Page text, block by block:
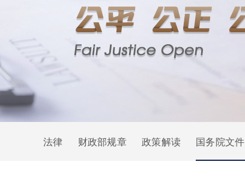
法律 财政部规章 政策解读 国务院文件